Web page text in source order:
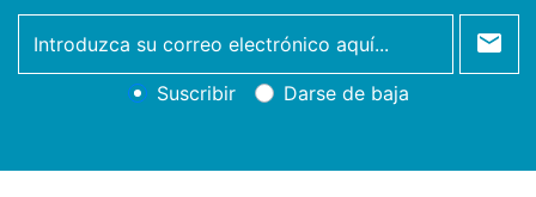
newsletter
Suscribir Darse de baja